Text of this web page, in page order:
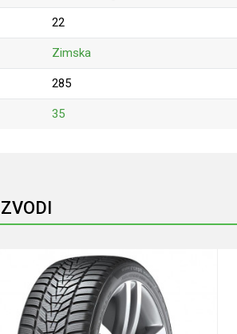
22
Zimska
285
35